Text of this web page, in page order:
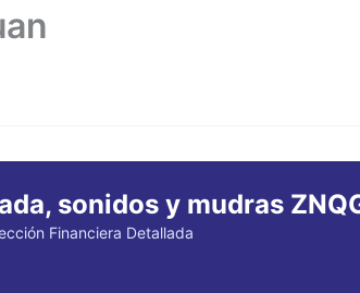
sonidos y mudras
Financiera Detallada